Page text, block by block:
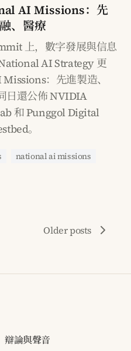
AI Missions：先
、醫療
上，數字發展與信息
AI Strategy 更
：先進製造、
日還公佈 NVIDIA
和 Punggol Digital
。
national ai missions
Older posts
辯論與聲音